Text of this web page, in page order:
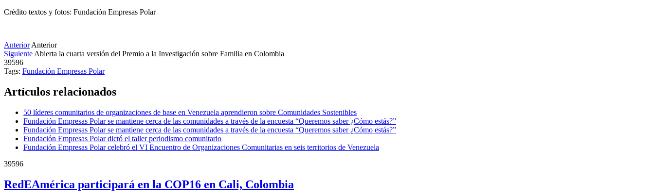
Crédito textos y fotos: Fundación Empresas Polar
Anterior Anterior
Siguiente Abierta la cuarta versión del Premio a la Investigación sobre Familia en Colombia
39596
Tags: Fundación Empresas Polar
Artículos relacionados
50 líderes comunitarios de organizaciones de base en Venezuela aprendieron sobre Comunidades Sostenibles
Fundación Empresas Polar se mantiene cerca de las comunidades a través de la encuesta “Queremos saber ¿Cómo estás?”
Fundación Empresas Polar se mantiene cerca de las comunidades a través de la encuesta “Queremos saber ¿Cómo estás?”
Fundación Empresas Polar dictó el taller periodismo comunitario
Fundación Empresas Polar celebró el VI Encuentro de Organizaciones Comunitarias en seis territorios de Venezuela
39596
RedEAmérica participará en la COP16 en Cali, Colombia